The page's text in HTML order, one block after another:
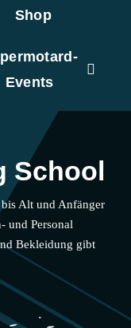
Shop
Events
School
Alt und Anfänger
und Personal
Bekleidung gibt